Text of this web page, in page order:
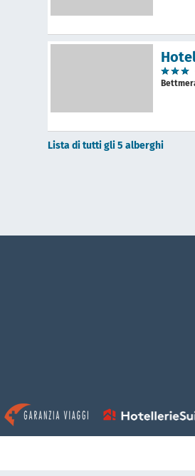
Lista di tutti gli 5 alberghi